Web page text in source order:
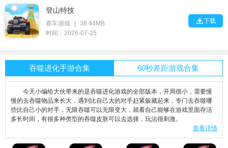
登山特技
赛车游戏 |
38.44MB
时间：2026-07-25
下载
吞噬进化手游合集 60秒差距游戏合集
今天小编给大伙带来的是吞噬进化游戏的全部版本，开局很小，需要慢
慢的去吞噬物品来长大，遇到比自己大的对手赶紧躲藏起来，专门去吞噬哪
些比自己小的对手，无限吞噬可以无限变大，就看自己能够在游戏里面存活
多长时间，有很多种类型的吞噬皮肤可以去选择，玩法很刺激。
查看详情